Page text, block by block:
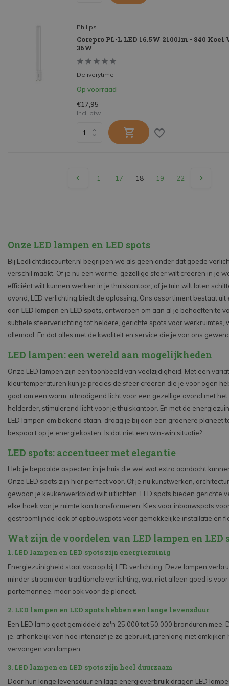
Philips
Corepro PL-L LED 16.5W 2100lm - 840
36W
Deliverytime
Op voorraad
€17,95
Incl. btw
1 17 18 19 22
Onze LED lampen en LED spots
Bij Ledlichtdiscounter.nl begrijpen we als geen ander dat goede
verschil maakt. Of je nu een warme, gezellige sfeer wilt creëren in je
efficiënt wilt kunnen werken in je thuiskantoor, of je tuin wilt laten
avond, LED verlichting biedt de oplossing. Ons assortiment bestaat
aan LED lampen en LED spots , ontworpen om aan al je behoeften te
subtiele sfeerverlichting tot heldere, gerichte spots voor werkruimtes,
allemaal. En dat alles met de kwaliteit en service die je van ons
LED lampen: een wereld aan mogelijkheden
Onze LED lampen zijn een toonbeeld van veelzijdigheid. Met een
kleurtemperaturen kun je precies de sfeer creëren die je voor ogen
gaat om een warm, uitnodigend licht voor een gezellige avond met
helderder, stimulerend licht voor je thuiskantoor. En met de
LED lampen om bekend staan, draag je bij aan een groenere planeet
bespaart op je energiekosten. Is dat niet een win-win situatie?
LED spots: accentueer met elegantie
Heb je bepaalde aspecten in je huis die wel wat extra aandacht
Onze LED spots zijn hier perfect voor. Of je nu kunstwerken,
gewoon je keukenwerkblad wilt uitlichten, LED spots bieden gerichte
elke hoek van je ruimte kan transformeren. Kies voor inbouwspots
gestroomlijnde look of opbouwspots voor gemakkelijke installatie en
Wat zijn de voordelen van LED lampen en LED
1. LED lampen en LED spots zijn energiezuinig
Energiezuinigheid staat voorop bij LED verlichting. Deze lampen
minder stroom dan traditionele verlichting, wat niet alleen goed is voor
portemonnee, maar ook voor de planeet.
2. LED lampen en LED spots hebben een lange levensduur
Een LED lamp gaat gemiddeld zo'n 25.000 tot 50.000 branduren mee.
je, afhankelijk van hoe intensief je ze gebruikt, jarenlang niet omkijken
vervangen van lampen.
3. LED lampen en LED spots zijn heel duurzaam
Door hun lange levensduur en lage energieverbruik dragen LED